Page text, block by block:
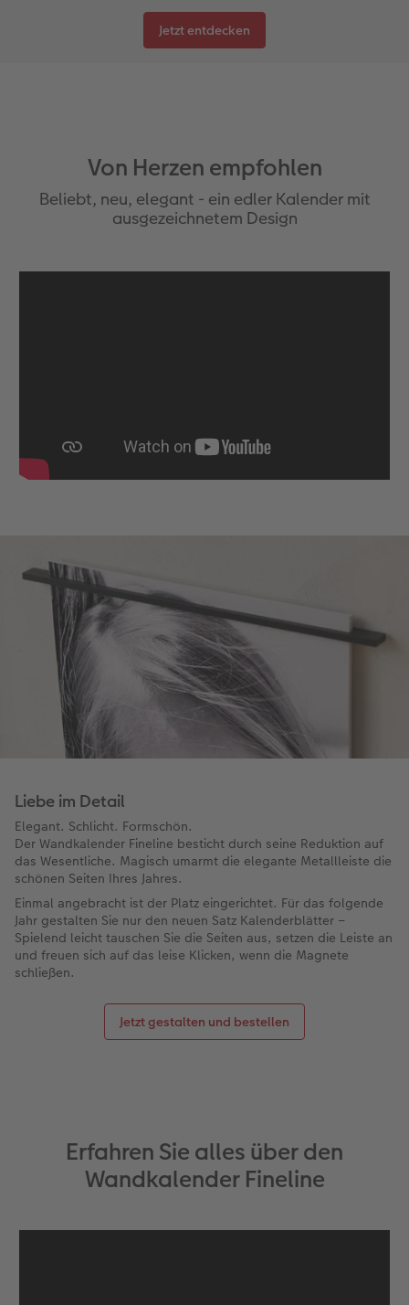
Jetzt entdecken
Von Herzen empfohlen
Beliebt, neu, elegant - ein edler Kalender mit
ausgezeichnetem Design
Liebe im Detail
Elegant. Schlicht. Formschön.
Der Wandkalender Fineline besticht durch seine Reduktion auf
das Wesentliche. Magisch umarmt die elegante Metallleiste die
schönen Seiten Ihres Jahres.
Einmal angebracht ist der Platz eingerichtet. Für das folgende
Jahr gestalten Sie nur den neuen Satz Kalenderblätter –
Spielend leicht tauschen Sie die Seiten aus, setzen die Leiste an
und freuen sich auf das leise Klicken, wenn die Magnete
schließen.
Jetzt gestalten und bestellen
Erfahren Sie alles über den
Wandkalender Fineline